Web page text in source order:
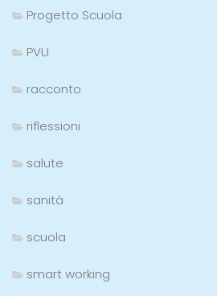
Progetto Scuola
PVU
racconto
riflessioni
salute
sanità
scuola
smart working